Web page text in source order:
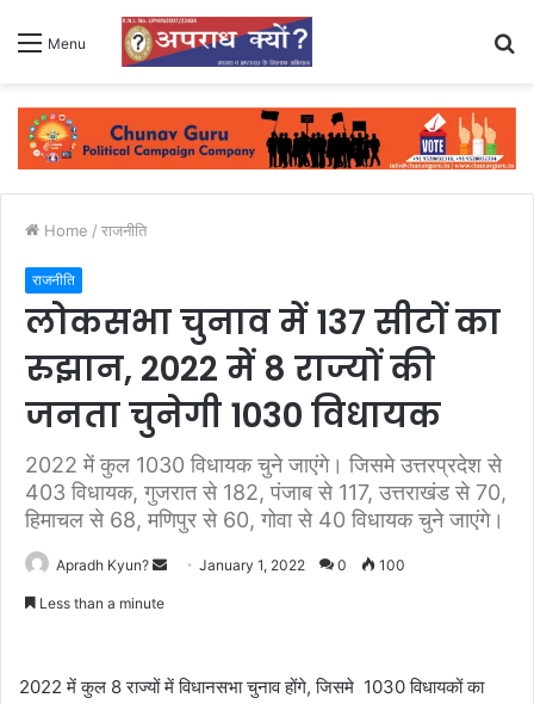
Menu
Home / राजनीति
राजनीति
लोकसभा चुनाव में 137 सीटों का
रुझान, 2022 में 8 राज्यों की
जनता चुनेगी 1030 विधायक
2022 में कुल 1030 विधायक चुने जाएंगे। जिसमे उत्तरप्रदेश से
403 विधायक, गुजरात से 182, पंजाब से 117, उत्तराखंड से 70,
हिमाचल से 68, मणिपुर से 60, गोवा से 40 विधायक चुने जाएंगे।
Apradh Kyun?
a
January 1, 2022 0 100
Less than a minute
2022 में कुल 8 राज्यों में विधानसभा चुनाव होंगे, जिसमे 1030 विधायकों का